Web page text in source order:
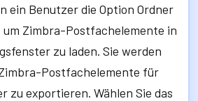
ein Benutzer die Option Ordner
um Zimbra-Postfachelemente in
zu laden. Sie werden
Postfachelemente für
zu exportieren. Wählen Sie das